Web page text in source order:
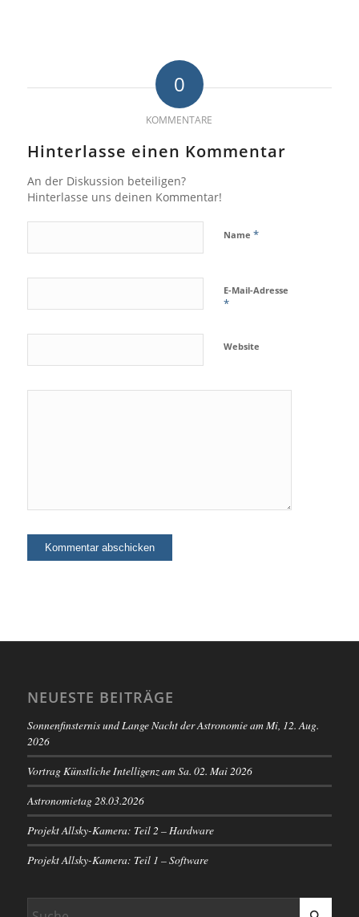
0
KOMMENTARE
Hinterlasse einen Kommentar
An der Diskussion beteiligen?
Hinterlasse uns deinen Kommentar!
Name *
E-Mail-Adresse
*
Website
NEUESTE BEITRÄGE
Sonnenfinsternis und Lange Nacht der Astronomie am Mi, 12. Aug.
2026
Vortrag Künstliche Intelligenz am Sa. 02. Mai 2026
Astronomietag 28.03.2026
Projekt Allsky-Kamera: Teil 2 – Hardware
Projekt Allsky-Kamera: Teil 1 – Software